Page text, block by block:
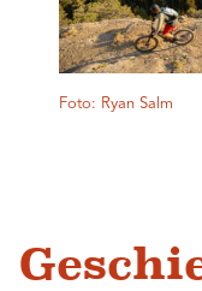
Foto: Ryan Salm